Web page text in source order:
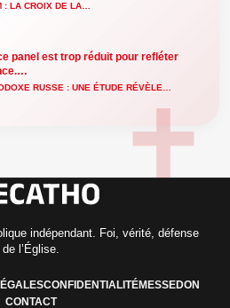
: LA CROIX DE LA…
panel est trop réduit pour refléter
RUSSE : UNE ÉTUDE RÉVÈLE…
indépendant. Foi, vérité, défense
de l’Église.
CONFIDENTIALITÉMESSEDON
CONTACT